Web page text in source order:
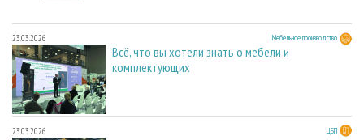
23.03.2026 Мебельное производство
Всё, что вы хотели знать о мебели и
комплектующих
23.03.2026 ЦБП